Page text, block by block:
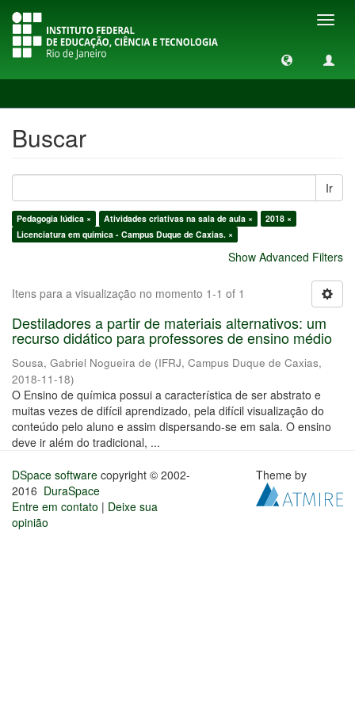
Buscar
Ir
Pedagogia lúdica × Atividades criativas na sala de aula ×
2018 ×
Licenciatura em química - Campus Duque de Caxias. ×
Show Advanced Filters
Itens para a visualização no momento 1-1 of 1
Destiladores a partir de materiais alternativos: um
recurso didático para professores de ensino médio
Sousa, Gabriel Nogueira de (IFRJ, Campus Duque de Caxias,
2018-11-18)
O Ensino de química possui a característica de ser abstrato e
muitas vezes de difícil aprendizado, pela difícil visualização do
conteúdo pelo aluno e assim dispersando-se em sala. O ensino
deve ir além do tradicional, ...
DSpace software copyright © 2002-
2016 DuraSpace
Entre em contato | Deixe sua
opinião
Theme by